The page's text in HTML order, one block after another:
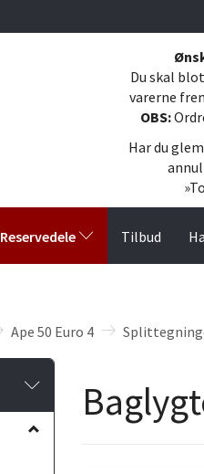
Du skal
varerne
OBS:
Har du
Reservedele Tilbud
Ape 50 Euro 4
filter